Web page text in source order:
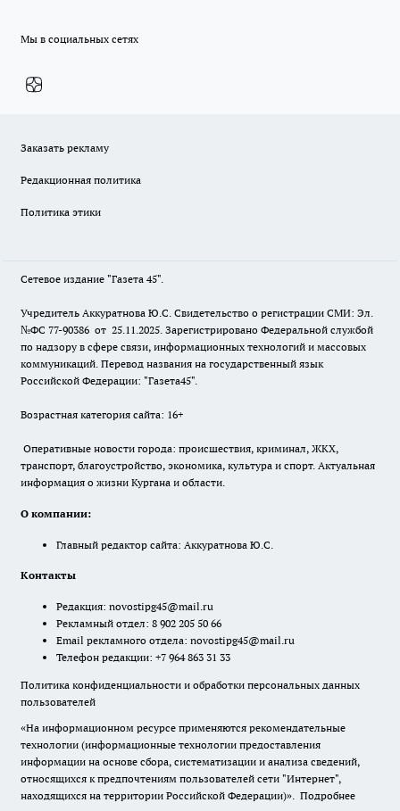
Мы в социальных сетях
Заказать рекламу
Редакционная политика
Политика этики
Сетевое издание "Газета 45".
Учредитель Аккуратнова Ю.С. Свидетельство о регистрации СМИ: Эл.
№ФС 77-90386 от 25.11.2025. Зарегистрировано Федеральной службой
по надзору в сфере связи, информационных технологий и массовых
коммуникаций. Перевод названия на государственный язык
Российской Федерации: "Газета45".
Возрастная категория сайта: 16+
Оперативные новости города: происшествия, криминал, ЖКХ,
транспорт, благоустройство, экономика, культура и спорт. Актуальная
информация о жизни Кургана и области.
О компании:
Главный редактор сайта: Аккуратнова Ю.С.
Контакты
Редакция: novostipg45@mail.ru
Рекламный отдел: 8 902 205 50 66
Email рекламного отдела: novostipg45@mail.ru
Телефон редакции: +7 964 863 31 33
Политика конфиденциальности и обработки персональных данных
пользователей
«На информационном ресурсе применяются рекомендательные
технологии (информационные технологии предоставления
информации на основе сбора, систематизации и анализа сведений,
относящихся к предпочтениям пользователей сети "Интернет",
находящихся на территории Российской Федерации)». Подробнее